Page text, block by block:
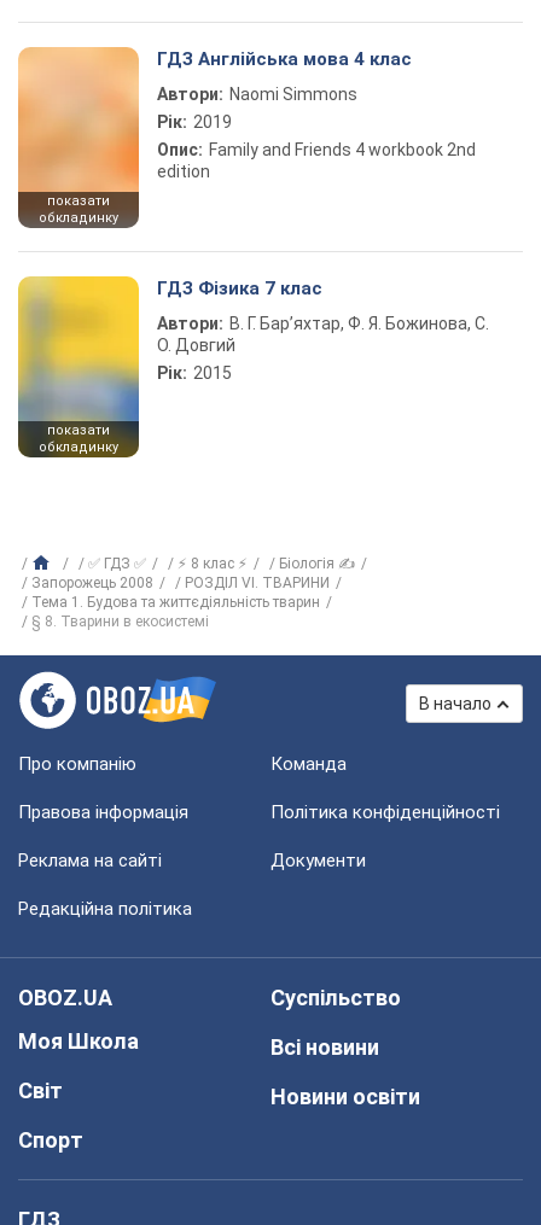
показати
обкладинку
ГДЗ Англійська мова 4 клас
Автори: Naomi Simmons
Рік: 2019
Опис: Family and Friends 4 workbook 2nd
edition
показати
обкладинку
ГДЗ Фізика 7 клас
Автори: В. Г. Бар’яхтар, Ф. Я. Божинова, С.
О. Довгий
Рік: 2015
✅ ГДЗ ✅ ⚡ 8 клас ⚡
Біологія ✍
Запорожець 2008
РОЗДІЛ VI. ТВАРИНИ
Тема 1. Будова та життєдіяльність тварин
§ 8. Тварини в екосистемі
В начало
Про компанію Команда
Правова інформація Політика конфіденційності
Реклама на сайті Документи
Редакційна політика
OBOZ.UA
Моя Школа
Світ
Спорт
Суспільство
Всі новини
Новини освіти
ГДЗ